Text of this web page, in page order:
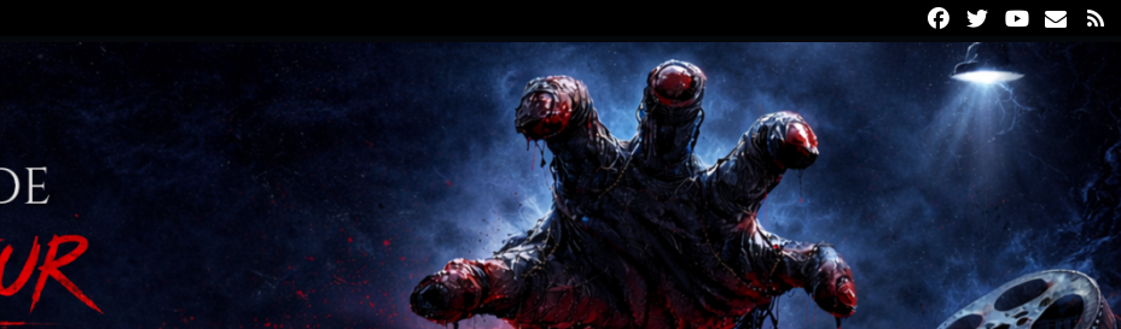
FacebookTwitterYoutube
Email